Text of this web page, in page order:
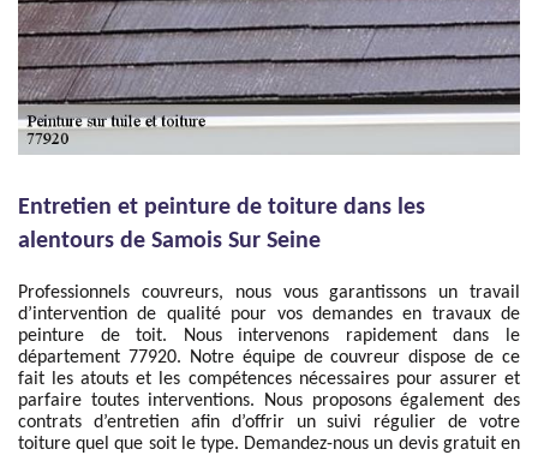
Entretien et peinture de toiture dans les
alentours de Samois Sur Seine
Professionnels couvreurs, nous vous garantissons un travail
d’intervention de qualité pour vos demandes en travaux de
peinture de toit. Nous intervenons rapidement dans le
département 77920. Notre équipe de couvreur dispose de ce
fait les atouts et les compétences nécessaires pour assurer et
parfaire toutes interventions. Nous proposons également des
contrats d’entretien afin d’offrir un suivi régulier de votre
toiture quel que soit le type. Demandez-nous un devis gratuit en